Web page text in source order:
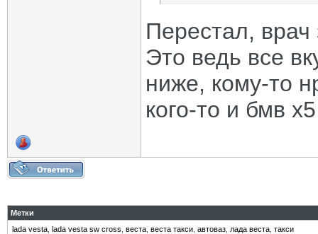
Перестал, врач
Это ведь все
ниже, кому-то
кого-то и бмв
Метки
lada vesta lada vesta sw cross веста веста такси автоваз лада веста такси